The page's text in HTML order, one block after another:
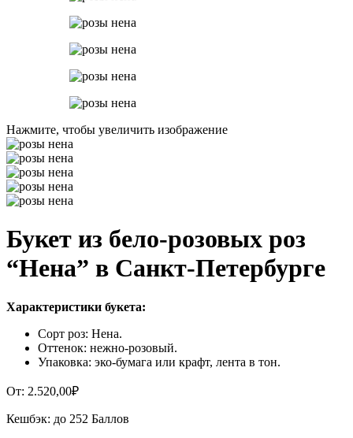
Нажмите, чтобы увеличить изображение
Букет из бело-розовых роз
“Нена” в Санкт-Петербурге
Характеристики букета:
Сорт роз: Нена.
Оттенок: нежно-розовый.
Упаковка: эко-бумага или крафт, лента в тон.
От: 2.520,00₽
Кешбэк: до 252 Баллов